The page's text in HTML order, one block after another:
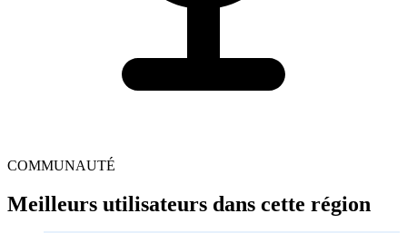
COMMUNAUTÉ
Meilleurs utilisateurs dans cette région